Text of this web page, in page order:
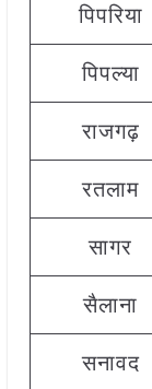
पिपरिया
पिपल्या
राजगढ़
रतलाम
सागर
सैलाना
सनावद